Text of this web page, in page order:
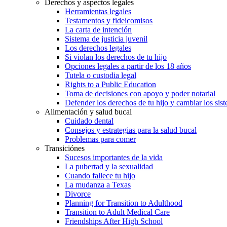
Derechos y aspectos legales
Herramientas legales
Testamentos y fideicomisos
La carta de intención
Sistema de justicia juvenil
Los derechos legales
Si violan los derechos de tu hijo
Opciones legales a partir de los 18 años
Tutela o custodia legal
Rights to a Public Education
Toma de decisiones con apoyo y poder notarial
Defender los derechos de tu hijo y cambiar los
Alimentación y salud bucal
Cuidado dental
Consejos y estrategias para la salud bucal
Problemas para comer
Transiciónes
Sucesos importantes de la vida
La pubertad y la sexualidad
Cuando fallece tu hijo
La mudanza a Texas
Divorce
Planning for Transition to Adulthood
Transition to Adult Medical Care
Friendships After High School